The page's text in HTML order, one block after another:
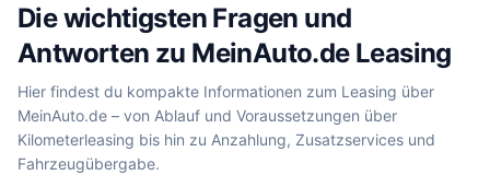
Die wichtigsten Fragen und
Antworten zu MeinAuto.de Leasing
Hier findest du kompakte Informationen zum Leasing über
MeinAuto.de – von Ablauf und Voraussetzungen über
Kilometerleasing bis hin zu Anzahlung, Zusatzservices und
Fahrzeugübergabe.